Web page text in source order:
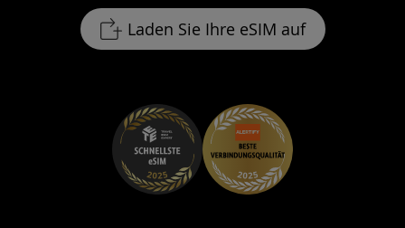
Laden Sie Ihre eSIM auf